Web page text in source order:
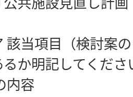
該当項目（検討案
か明記してくださ
内容